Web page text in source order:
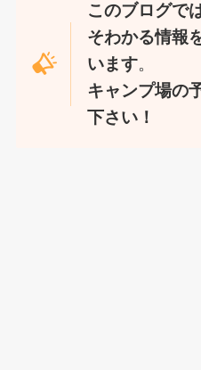
このブログで
そわかる情報
います。
キャンプ場の
下さい！